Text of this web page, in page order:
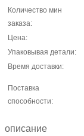
Количество мин
заказа:
Цена:
Упаковывая детали:
Время доставки:
Поставка
способности:
описание